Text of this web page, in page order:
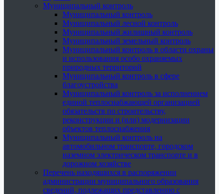
Муниципальный контроль
Муниципальный контроль
Муниципальный лесной контроль
Муниципальный жилищный контроль
Муниципальный земельный контроль
Муниципальный контроль в области охраны
и использования особо охраняемых
природных территорий
Муниципальный контроль в сфере
благоустройства
Муниципальный контроль за исполнением
единой теплоснабжающей организацией
обязательств по строительству,
реконструкции и (или) модернизации
объектов теплоснабжения
Муниципальный контроль на
автомобильном транспорте, городском
наземном электрическом транспорте и в
дорожном хозяйстве
Перечень находящихся в распоряжении
администрации муниципального образования
сведений, подлежащих представлению с